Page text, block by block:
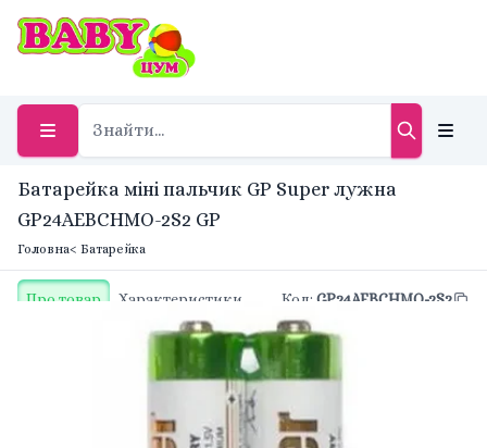
Батарейка міні пальчик GP Super лужна
GP24AEBCHMO-2S2 GP
Головна< Батарейка
Про товар Характеристики Код: GP24AEBCHMO-2S2